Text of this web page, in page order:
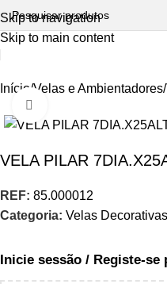
Skip to navigation
Skip to main content
Início Velas e Ambientadores
VELA PILAR
REF: 85.000012
Categoria: Velas Decorativas
Inicie sessão / Registe-se